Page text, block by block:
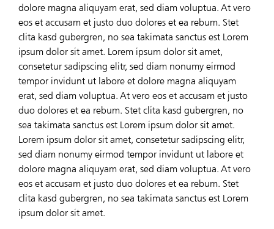
dolore magna aliquyam erat, sed diam voluptua. At vero
eos et accusam et justo duo dolores et ea rebum. Stet
clita kasd gubergren, no sea takimata sanctus est Lorem
ipsum dolor sit amet. Lorem ipsum dolor sit amet,
consetetur sadipscing elitr, sed diam nonumy eirmod
tempor invidunt ut labore et dolore magna aliquyam
erat, sed diam voluptua. At vero eos et accusam et justo
duo dolores et ea rebum. Stet clita kasd gubergren, no
sea takimata sanctus est Lorem ipsum dolor sit amet.
Lorem ipsum dolor sit amet, consetetur sadipscing elitr,
sed diam nonumy eirmod tempor invidunt ut labore et
dolore magna aliquyam erat, sed diam voluptua. At vero
eos et accusam et justo duo dolores et ea rebum. Stet
clita kasd gubergren, no sea takimata sanctus est Lorem
ipsum dolor sit amet.